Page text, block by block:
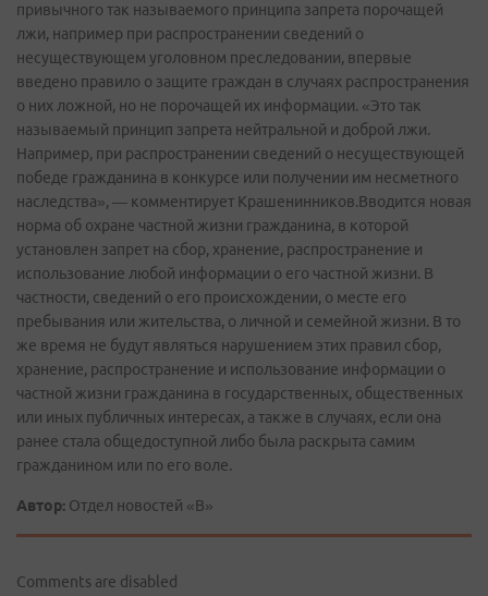
привычного так называемого принципа запрета порочащей
лжи, например при распространении сведений о
несуществующем уголовном преследовании, впервые
введено правило о защите граждан в случаях распространения
о них ложной, но не порочащей их информации. «Это так
называемый принцип запрета нейтральной и доброй лжи.
Например, при распространении сведений о несуществующей
победе гражданина в конкурсе или получении им несметного
наследства», — комментирует Крашенинников.Вводится новая
норма об охране частной жизни гражданина, в которой
установлен запрет на сбор, хранение, распространение и
использование любой информации о его частной жизни. В
частности, сведений о его происхождении, о месте его
пребывания или жительства, о личной и семейной жизни. В то
же время не будут являться нарушением этих правил сбор,
хранение, распространение и использование информации о
частной жизни гражданина в государственных, общественных
или иных публичных интересах, а также в случаях, если она
ранее стала общедоступной либо была раскрыта самим
гражданином или по его воле.
Автор: Отдел новостей «В»
Comments are disabled